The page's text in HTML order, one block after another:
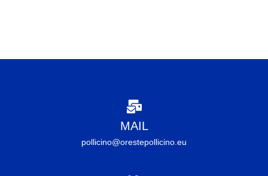
MAIL
pollicino@orestepollicino.eu